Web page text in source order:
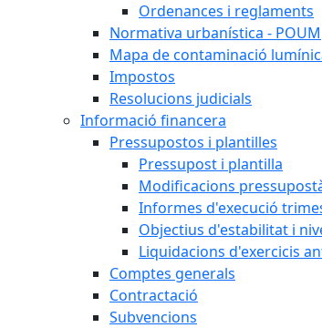
Ordenances i reglaments
Normativa urbanística - POUM
Mapa de contaminació
Impostos
Resolucions judicials
Informació financera
Pressupostos i plantilles
Pressupost i plantilla
Modificacions
Informes d'execució
Objectius d'estabilitat i
Liquidacions d'exercicis
Comptes generals
Contractació
Subvencions